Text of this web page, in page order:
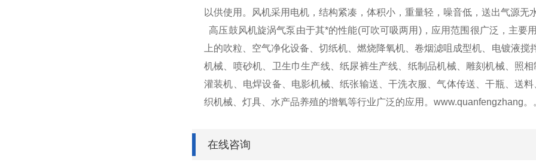
以供使用。风机采用电机，结构紧凑，体积小，重量轻，噪音低，送出气源无
高压鼓风机旋涡气泵由于其*的性能(可吹可吸两用)，应用范围很广泛，主要
上的吹粒、空气净化设备、切纸机、燃烧降氧机、卷烟滤咀成型机、电镀液
机械、喷砂机、卫生巾生产线、纸尿裤生产线、纸制品机械、雕刻机械、照
灌装机、电焊设备、电影机械、纸张输送、干洗衣服、气体传送、干瓶、送
织机械、灯具、水产品养殖的增氧等行业广泛的应用。www.quanfengzhang。
在线咨询